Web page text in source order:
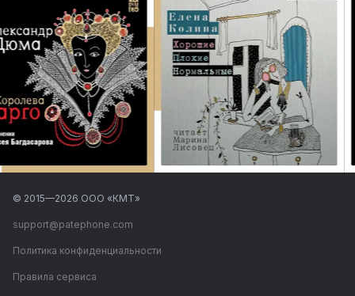
© 2015—2026 ООО «КМТ»
support@patephone.com
Политика конфиденциальности
Правила сервиса